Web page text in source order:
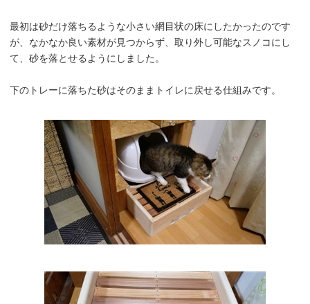
最初は砂だけ落ちるような小さい網目状の床にしたかったのです
が、なかなか良い素材が見つからず、取り外し可能なスノコにし
て、砂を落とせるようにしました。
下のトレーに落ちた砂はそのままトイレに戻せる仕組みです。